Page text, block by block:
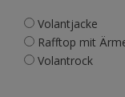
Volantjacke
Rafftop mit
Volantrock